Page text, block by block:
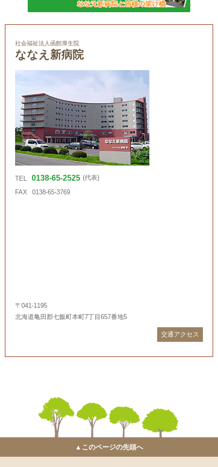
社会福祉法人函館厚生院
ななえ新病院
TEL 0138-65-2525 (代表)
FAX
0138-65-3769
〒041-1195
北海道亀田郡七飯町本町7丁目657番地5
交通アクセス
▲このページの先頭へ